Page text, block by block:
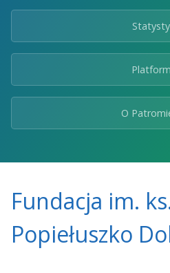
O
Fundacja im.
Popiełuszko